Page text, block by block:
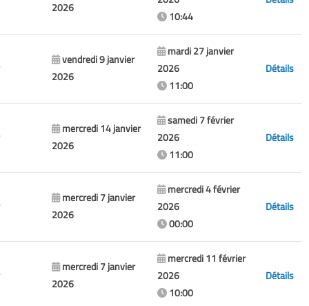
2026
10:44
vendredi 9 janvier
2026
mardi 27 janvier
2026
11:00
Détails
mercredi 14 janvier
2026
samedi 7 février
2026
11:00
Détails
mercredi 7 janvier
2026
mercredi 4 février
2026
00:00
Détails
mercredi 7 janvier
2026
mercredi 11 février
2026
10:00
Détails